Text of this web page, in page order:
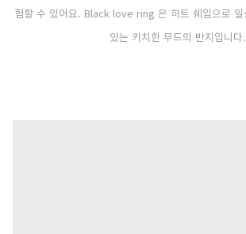
험할 수 있어요. Black love ring 은 하트 쉐입으로 일
있는 키치한 무드의 반지입니다.